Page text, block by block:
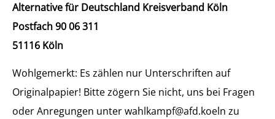
Alternative für Deutschland Kreisverband Köln
Postfach 90 06 311
51116 Köln
Wohlgemerkt: Es zählen nur Unterschriften auf
Originalpapier! Bitte zögern Sie nicht, uns bei Fragen
oder Anregungen unter wahlkampf@afd.koeln zu